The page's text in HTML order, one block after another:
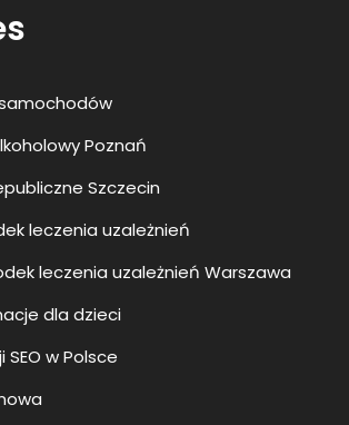
Poznań
Szczecin
leczenia uzależnień
leczenia uzależnień Warszawa
dla dzieci
w Polsce